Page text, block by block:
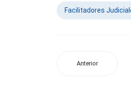
Facilitadores
Anterior